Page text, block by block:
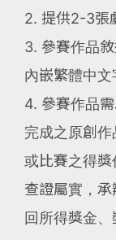
2. 提供2-3張
3. 參賽作品
內嵌繁體中文
4. 參賽作品
完成之原創
或比賽之得
查證屬實，
回所得獎金、